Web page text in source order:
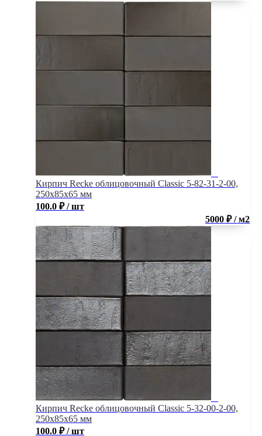
Кирпич Recke облицовочный Classic 5-82-31-2-00,
250x85x65 мм
100.0 ₽ / шт
5000 ₽ / м2
Кирпич Recke облицовочный Classic 5-32-00-2-00,
250x85x65 мм
100.0 ₽ / шт